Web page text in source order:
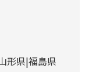
形県 福島県